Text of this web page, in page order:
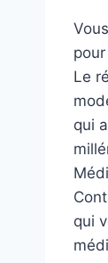
Le
qui
qui